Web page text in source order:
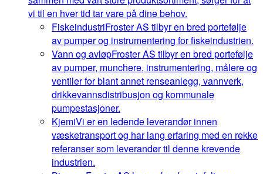
vi til en hver tid tar vare på dine behov.
FiskeindustriFroster AS tilbyr en bred portefølje
av pumper og instrumentering for fiskeindustrien.
Vann og avløpFroster AS tilbyr en bred portefølje
av pumper, munchere, instrumentering, målere og
ventiler for blant annet renseanlegg, vannverk,
drikkevannsdistribusjon og kommunale
pumpestasjoner.
KjemiVi er en ledende leverandør innen
væsketransport og har lang erfaring med en rekke
referanser som leverandør til denne krevende
industrien.